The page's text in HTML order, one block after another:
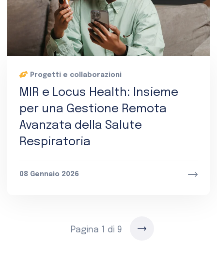
Progetti e collaborazioni
MIR e Locus Health: Insieme
per una Gestione Remota
Avanzata della Salute
Respiratoria
08 Gennaio 2026
Pagina 1 di 9 Successivo